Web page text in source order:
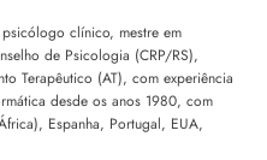
clínico, mestre em
de Psicologia (CRP/RS),
Terapêutico (AT), com experiência
desde os anos 1980, com
Espanha, Portugal, EUA,